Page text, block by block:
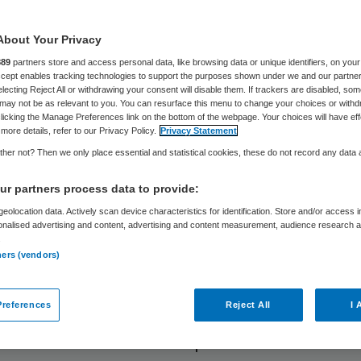
Skipr Redactie 16 mei 2017, 05:09 74 keer gelezen
en werkgevers hebben een principeakkoord
ziekenhuizen. In het principeakkoord zijn
generatiebeleid en het veel
opgelost.
is een loonsverhoging afgesproken van
Your Privacy
partners store and access personal data, like browsing data or unique identifiers, on your
enables tracking technologies to support the purposes shown under we and our
Reject All or withdrawing your consent will disable them. If trackers are disabled,
not be as relevant to you. You can resurface this menu to change your choices or
the Manage Preferences link on the bottom of the webpage. Your choices will have
details, refer to our Privacy Policy. Privacy Statement
not? Then we only place essential and statistical cookies, these do not record any data
partners process data to provide:
data. Actively scan device characteristics for identification. Store and/or access
advertising and content, advertising and content measurement, audience research
(vendors)
Reject All I